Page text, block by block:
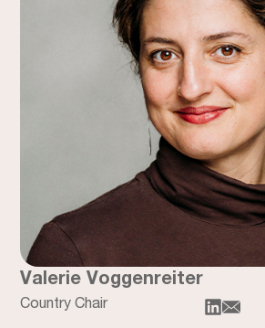
Valerie Voggenreiter
Country Chair